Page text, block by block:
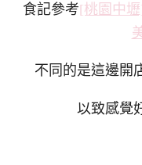
食記參考[桃園中
不同的是這邊開
以致感覺